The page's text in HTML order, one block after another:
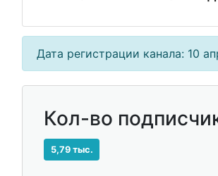
Дата регистрации канала: 10
Кол-во
5,79 тыс.